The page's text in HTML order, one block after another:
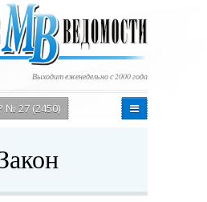
Выходит еженедельно с 2000 года
27 (2450)